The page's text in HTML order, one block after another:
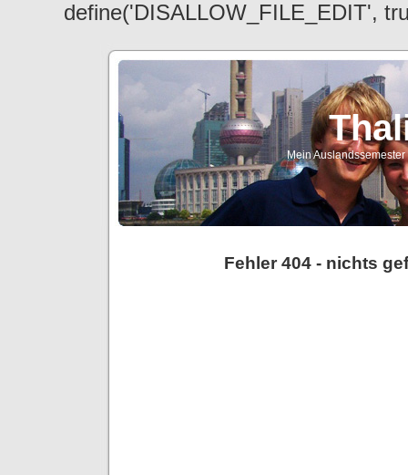
define('DISALLOW_FILE_EDIT',
Mein
Fehler 404 - nichts